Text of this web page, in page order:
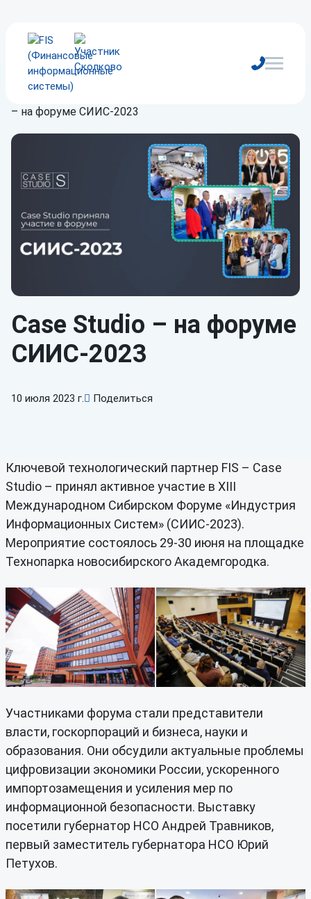
Блог
– на форуме СИИС-2023
Case Studio – на форуме
СИИС-2023
10 июля 2023 г. Поделиться
Ключевой технологический партнер FIS – Case
Studio – принял активное участие в XIII
Международном Сибирском Форуме «Индустрия
Информационных Систем» (СИИС-2023).
Мероприятие состоялось 29-30 июня на площадке
Технопарка новосибирского Академгородка.
Участниками форума стали представители
власти, госкорпораций и бизнеса, науки и
образования. Они обсудили актуальные проблемы
цифровизации экономики России, ускоренного
импортозамещения и усиления мер по
информационной безопасности. Выставку
посетили губернатор НСО Андрей Травников,
первый заместитель губернатора НСО Юрий
Петухов.